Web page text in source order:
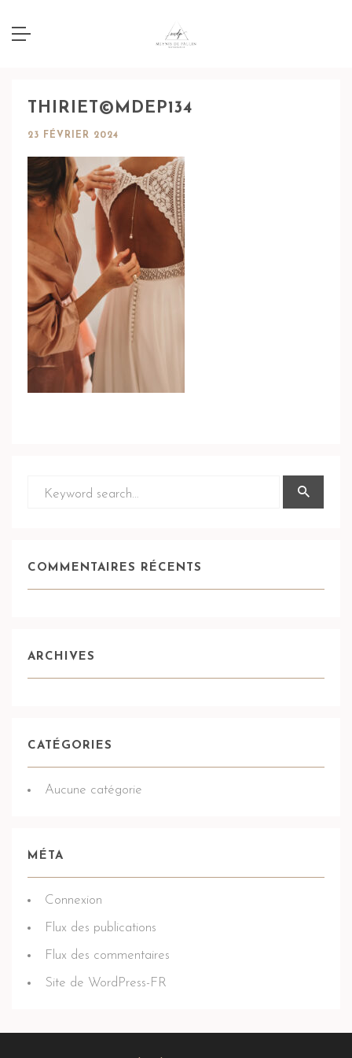
THIRIET©MDEP134
23 FÉVRIER 2024
COMMENTAIRES RÉCENTS
ARCHIVES
CATÉGORIES
Aucune catégorie
MÉTA
Connexion
Flux des publications
Flux des commentaires
Site de WordPress-FR